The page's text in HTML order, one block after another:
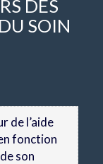
DES
SOIN
de l’aide
fonction
son